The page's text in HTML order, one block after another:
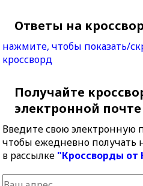
Ответы на
нажмите, чтобы показать/
кроссворд
Получайте
электронной почте
Введите свою электронную
чтобы ежедневно получать
в рассылке "Кроссворды от